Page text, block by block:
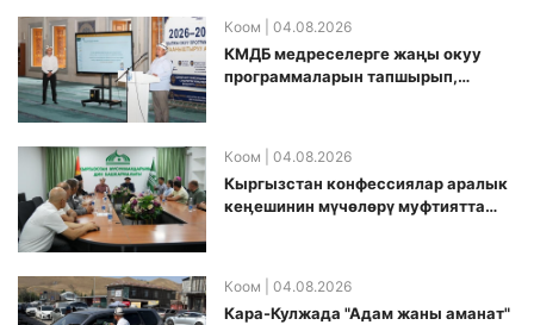
Коом | 04.08.2026
КМДБ медреселерге жаңы окуу
программаларын тапшырып,
Коом | 04.08.2026
Кыргызстан конфессиялар аралык
кеӊешинин мүчөлөрү муфтиятта
Коом | 04.08.2026
Кара-Кулжада "Адам жаны аманат"